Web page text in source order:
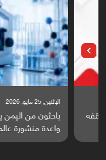
باحثون من اليمن يدخلون
واعدة منشورة عالميا